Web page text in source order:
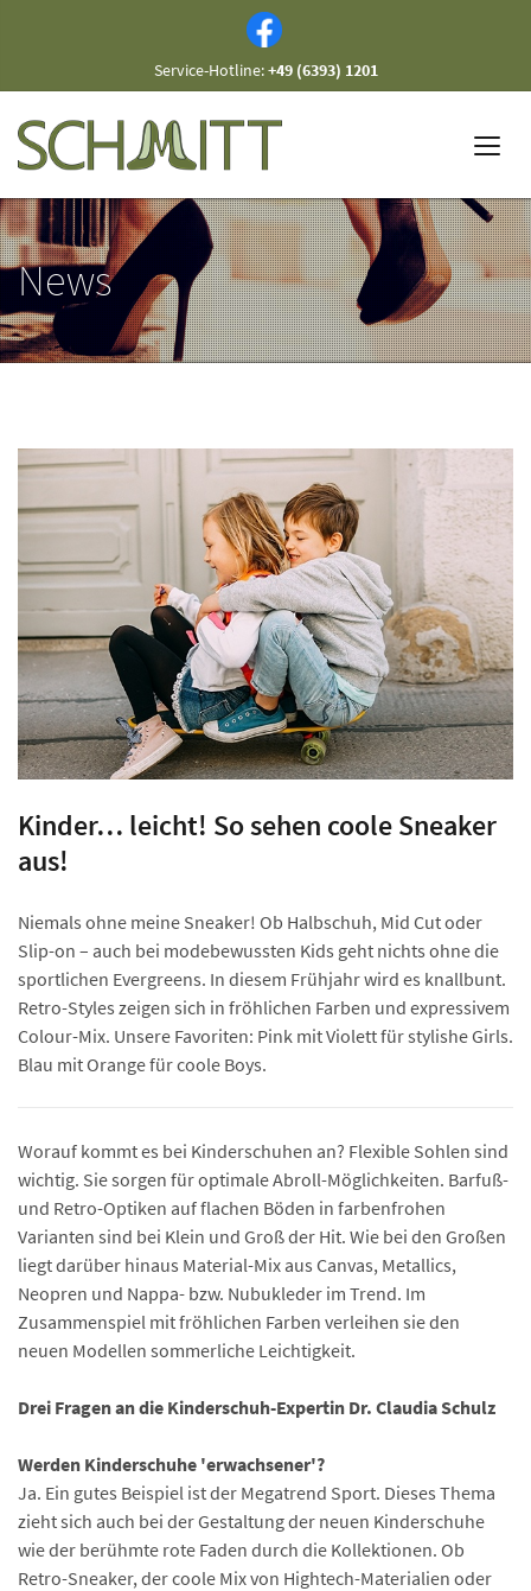
Service-Hotline:+49 (6393) 1201
News
Kinder… leicht! So sehen coole Sneaker
aus!
Niemals ohne meine Sneaker! Ob Halbschuh, Mid Cut oder
Slip-on – auch bei modebewussten Kids geht nichts ohne die
sportlichen Evergreens. In diesem Frühjahr wird es knallbunt.
Retro-Styles zeigen sich in fröhlichen Farben und expressivem
Colour-Mix. Unsere Favoriten: Pink mit Violett für stylishe Girls.
Blau mit Orange für coole Boys.
Worauf kommt es bei Kinderschuhen an? Flexible Sohlen sind
wichtig. Sie sorgen für optimale Abroll-Möglichkeiten. Barfuß-
und Retro-Optiken auf flachen Böden in farbenfrohen
Varianten sind bei Klein und Groß der Hit. Wie bei den Großen
liegt darüber hinaus Material-Mix aus Canvas, Metallics,
Neopren und Nappa- bzw. Nubukleder im Trend. Im
Zusammenspiel mit fröhlichen Farben verleihen sie den
neuen Modellen sommerliche Leichtigkeit.
Drei Fragen an die Kinderschuh-Expertin Dr. Claudia Schulz
Werden Kinderschuhe 'erwachsener'?
Ja. Ein gutes Beispiel ist der Megatrend Sport. Dieses Thema
zieht sich auch bei der Gestaltung der neuen Kinderschuhe
wie der berühmte rote Faden durch die Kollektionen. Ob
Retro-Sneaker, der coole Mix von Hightech-Materialien oder